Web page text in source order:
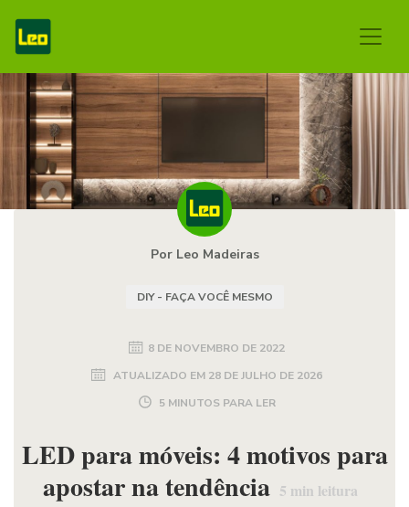
Por Leo Madeiras
DIY - FAÇA VOCÊ MESMO
8 DE NOVEMBRO DE 2022
ATUALIZADO EM 28 DE JULHO DE 2026
5 MINUTOS PARA LER
LED para móveis: 4 motivos para
apostar na tendência 5 min leitura